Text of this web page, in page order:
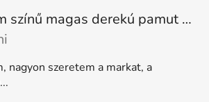
WR.UP® Krém színű magas derekú pamut nadrág RE(MOVE) WRUP1HC001ORG, Z40
5-ből 5 csillag.
nagyon szeretem a markat, a